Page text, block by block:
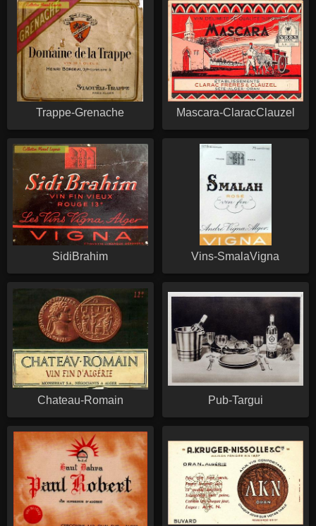
Trappe-Grenache Mascara-ClaracClauzel
SidiBrahim Vins-SmalaVigna
Chateau-Romain Pub-Targui